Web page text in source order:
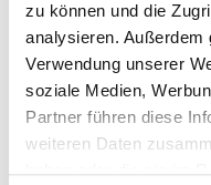
zu können und die
analysieren. Außerdem
Verwendung unserer
soziale Medien,
Partner führen diese
weiteren Daten
Umgang mit